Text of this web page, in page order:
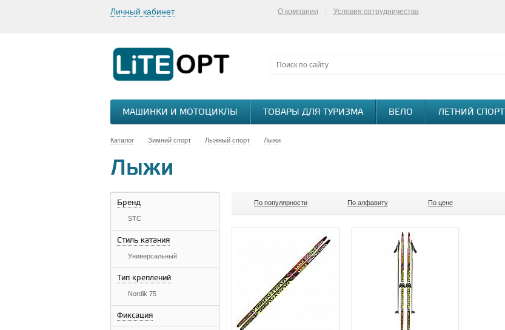
Личный кабинет О компании Условия сотрудничества
МАШИНКИ И МОТОЦИКЛЫ ТОВАРЫ ДЛЯ ТУРИЗМА ВЕЛО ЛЕТНИЙ СПОРТ
Каталог Зимний спорт Лыжный спорт Лыжи
Лыжи
Бренд
STC
Стиль катания
Универсальный
Тип креплений
Nordik 75
Фиксация
По популярности По алфавиту По цене